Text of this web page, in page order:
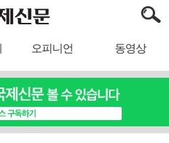
오피니언 동영상